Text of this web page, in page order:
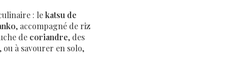
: lekatsu de
, accompagné de riz
de coriandre, des
à savourer en solo,